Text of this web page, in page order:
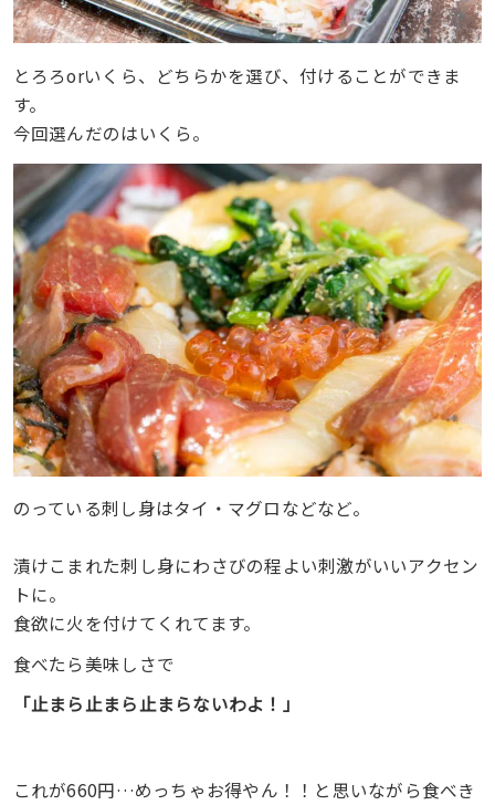
とろろorいくら、どちらかを選び、付けることができま
す。
今回選んだのはいくら。
のっている刺し身はタイ・マグロなどなど。
漬けこまれた刺し身にわさびの程よい刺激がいいアクセン
トに。
食欲に火を付けてくれてます。
食べたら美味しさで
「止まら止まら止まらないわよ！」
これが660円…めっちゃお得やん！！と思いながら食べき